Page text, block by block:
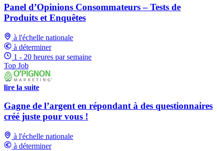
Panel d’Opinions Consommateurs – Tests de
Produits et Enquêtes
à l'échelle nationale
à déterminer
1 - 20 heures par semaine
Top Job
lire la suite
Gagne de l’argent en répondant à des questionnaires
créé juste pour vous !
à l'échelle nationale
à déterminer